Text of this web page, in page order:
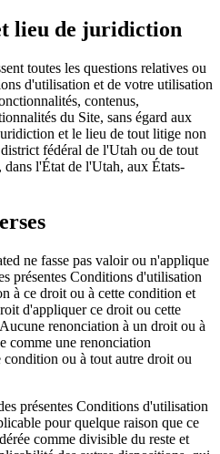
lieu de juridiction
toutes les questions relatives ou
d'utilisation et de votre utilisation
contenus,
du Site, sans égard aux
et le lieu de tout litige non
fédéral de l'Utah ou de tout
l'État de l'Utah, aux États-
ne fasse pas valoir ou n'applique
présentes Conditions d'utilisation
à ce droit ou à cette condition et
d'appliquer ce droit ou cette
renonciation à un droit ou à
comme une renonciation
condition ou à tout autre droit ou
présentes Conditions d'utilisation
pour quelque raison que ce
comme divisible du reste et